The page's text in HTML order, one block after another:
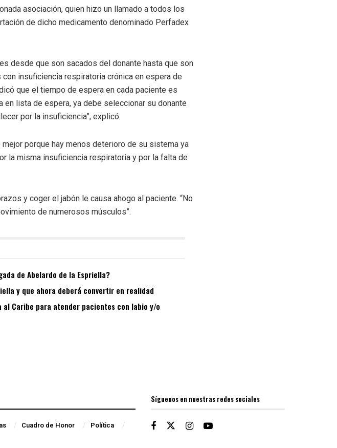
asociación, quien hizo un llamado a todos los
de dicho medicamento denominado Perfadex
desde que son sacados del donante hasta que son
insuficiencia respiratoria crónica en espera de
que el tiempo de espera en cada paciente es
en lista de espera, ya debe seleccionar su donante
por la insuficiencia”, explicó.
porque hay menos deterioro de su sistema ya
la misma insuficiencia respiratoria y por la falta de
y coger el jabón le causa ahogo al paciente. “No
de numerosos músculos”.
de Abelardo de la Espriella?
y que ahora deberá convertir en realidad
Caribe para atender pacientes con labio y/o
Cuadro de Honor
Política
Síguenos en nuestras redes sociales